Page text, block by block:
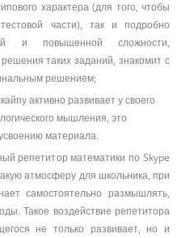
характера (для того, чтобы
части), так и подробно
и повышенной сложности,
таких заданий, знакомит с
решением;
активно развивает у своего
мышления, это
материала.
репетитор математики по Skype
атмосферу для школьника, при
самостоятельно размышлять,
Такое воздействие репетитора
не только развивает, но и